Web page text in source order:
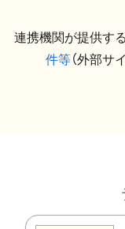
連携機関が提供す
件等（外部サ